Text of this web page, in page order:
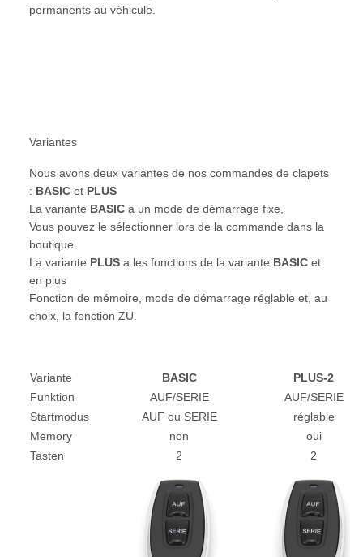
permanents au véhicule.
Variantes
Nous avons deux variantes de nos commandes de clapets
: BASIC et PLUS
La variante BASIC a un mode de démarrage fixe,
Vous pouvez le sélectionner lors de la commande dans la
boutique.
La variante PLUS a les fonctions de la variante BASIC et
en plus
Fonction de mémoire, mode de démarrage réglable et, au
choix, la fonction ZU.
Variante BASIC
PLUS-2
Funktion
AUF/SERIE
AUF/SERIE
Startmodus
AUF ou SERIE
réglable
Memory
non
oui
Tasten
2 2